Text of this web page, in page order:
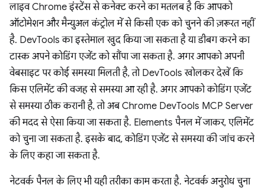
लाइव Chrome इंस्टेंस से कनेक्ट करने का मतलब है कि आपको
ऑटोमेशन और मैन्युअल कंट्रोल में से किसी एक को चुनने की ज़रूरत नहीं
है. DevTools का इस्तेमाल खुद किया जा सकता है या डीबग करने का
टास्क अपने कोडिंग एजेंट को सौंपा जा सकता है. अगर आपको अपनी
वेबसाइट पर कोई समस्या मिलती है, तो DevTools खोलकर देखें कि
किस एलिमेंट की वजह से समस्या आ रही है. अगर आपको कोडिंग एजेंट
से समस्या ठीक करानी है, तो अब Chrome DevTools MCP Server
की मदद से ऐसा किया जा सकता है. Elements पैनल में जाकर, एलिमेंट
को चुना जा सकता है. इसके बाद, कोडिंग एजेंट से समस्या की जांच करने
के लिए कहा जा सकता है.
नेटवर्क पैनल के लिए भी यही तरीका काम करता है. नेटवर्क अनुरोध चुना